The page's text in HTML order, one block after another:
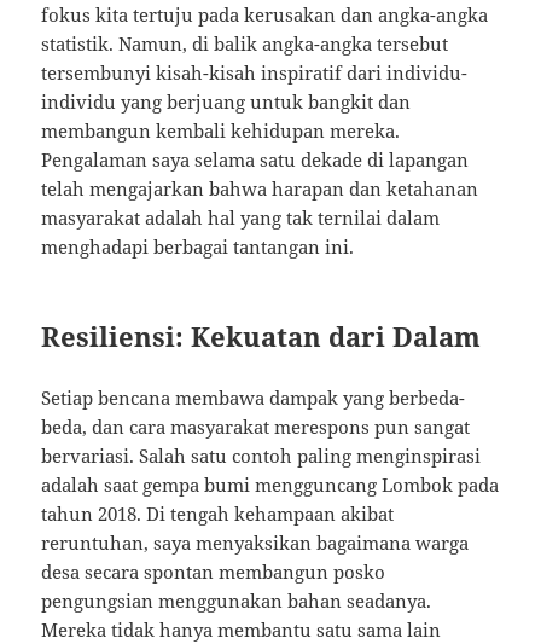
fokus kita tertuju pada kerusakan dan angka-angka
statistik. Namun, di balik angka-angka tersebut
tersembunyi kisah-kisah inspiratif dari individu-
individu yang berjuang untuk bangkit dan
membangun kembali kehidupan mereka.
Pengalaman saya selama satu dekade di lapangan
telah mengajarkan bahwa harapan dan ketahanan
masyarakat adalah hal yang tak ternilai dalam
menghadapi berbagai tantangan ini.
Resiliensi: Kekuatan dari Dalam
Setiap bencana membawa dampak yang berbeda-
beda, dan cara masyarakat merespons pun sangat
bervariasi. Salah satu contoh paling menginspirasi
adalah saat gempa bumi mengguncang Lombok pada
tahun 2018. Di tengah kehampaan akibat
reruntuhan, saya menyaksikan bagaimana warga
desa secara spontan membangun posko
pengungsian menggunakan bahan seadanya.
Mereka tidak hanya membantu satu sama lain